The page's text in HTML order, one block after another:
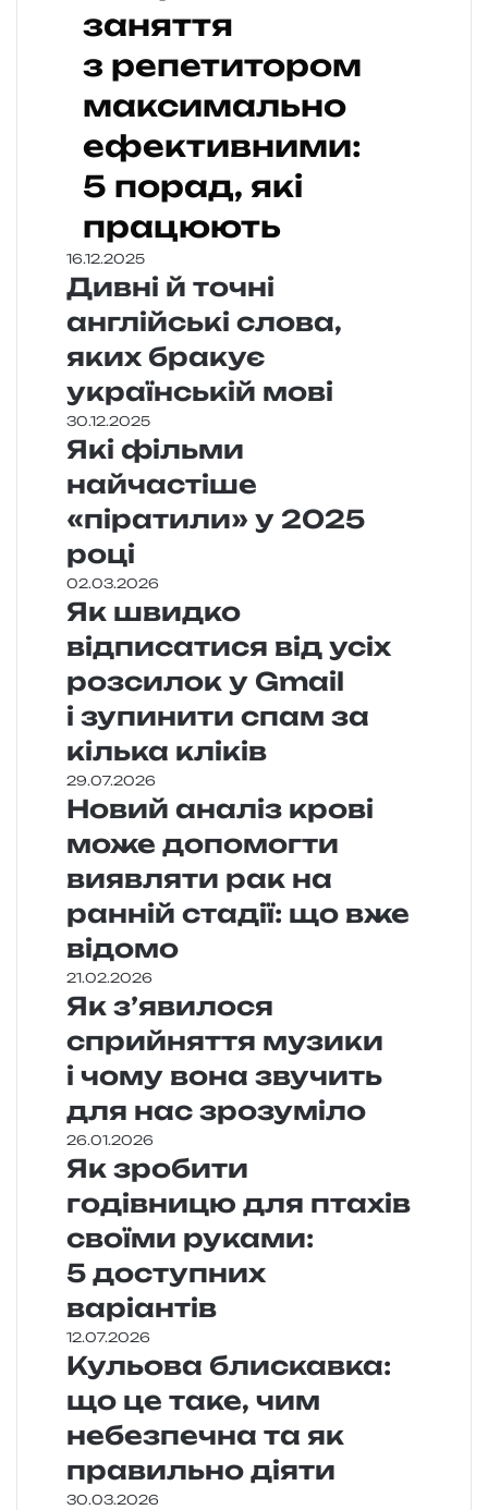
заняття
з репетитором
максимально
ефективними:
5 порад, які
працюють
16.12.2025
Дивні й точні
англійські слова,
яких бракує
українській мові
30.12.2025
Які фільми
найчастіше
«піратили» у 2025
році
02.03.2026
Як швидко
відписатися від усіх
розсилок у Gmail
і зупинити спам за
кілька кліків
29.07.2026
Новий аналіз крові
може допомогти
виявляти рак на
ранній стадії: що вже
відомо
21.02.2026
Як з’явилося
сприйняття музики
і чому вона звучить
для нас зрозуміло
26.01.2026
Як зробити
годівницю для птахів
своїми руками:
5 доступних
варіантів
12.07.2026
Кульова блискавка:
що це таке, чим
небезпечна та як
правильно діяти
30.03.2026